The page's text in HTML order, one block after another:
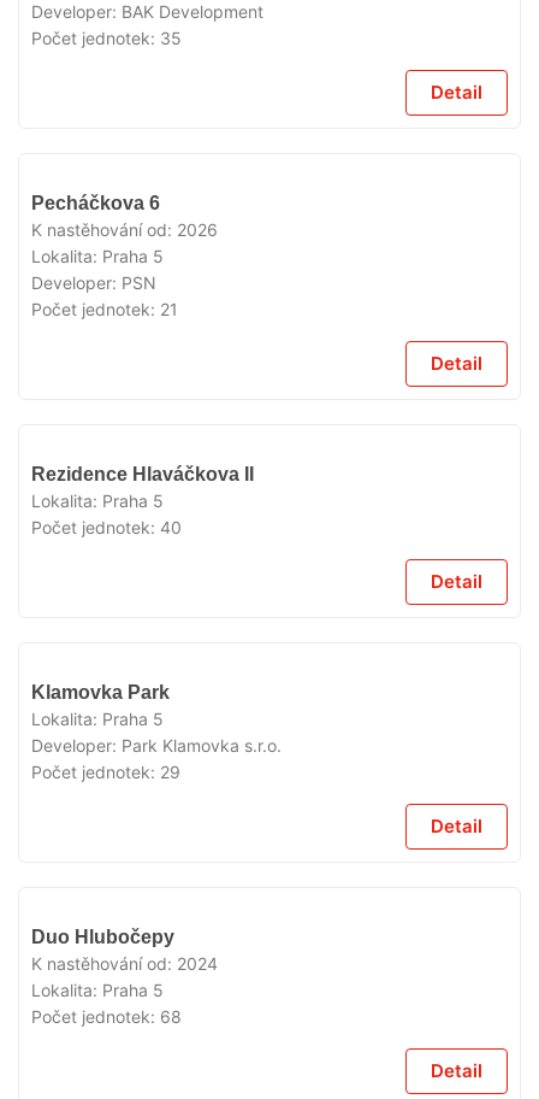
Developer: BAK Development
Počet jednotek: 35
Detail
Pecháčkova 6
K nastěhování od: 2026
Lokalita: Praha 5
Developer: PSN
Počet jednotek: 21
Detail
Rezidence Hlaváčkova II
Lokalita: Praha 5
Počet jednotek: 40
Detail
Klamovka Park
Lokalita: Praha 5
Developer: Park Klamovka s.r.o.
Počet jednotek: 29
Detail
Duo Hlubočepy
K nastěhování od: 2024
Lokalita: Praha 5
Počet jednotek: 68
Detail